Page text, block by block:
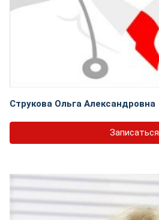
Струкова Ольга Александровна
Записаться